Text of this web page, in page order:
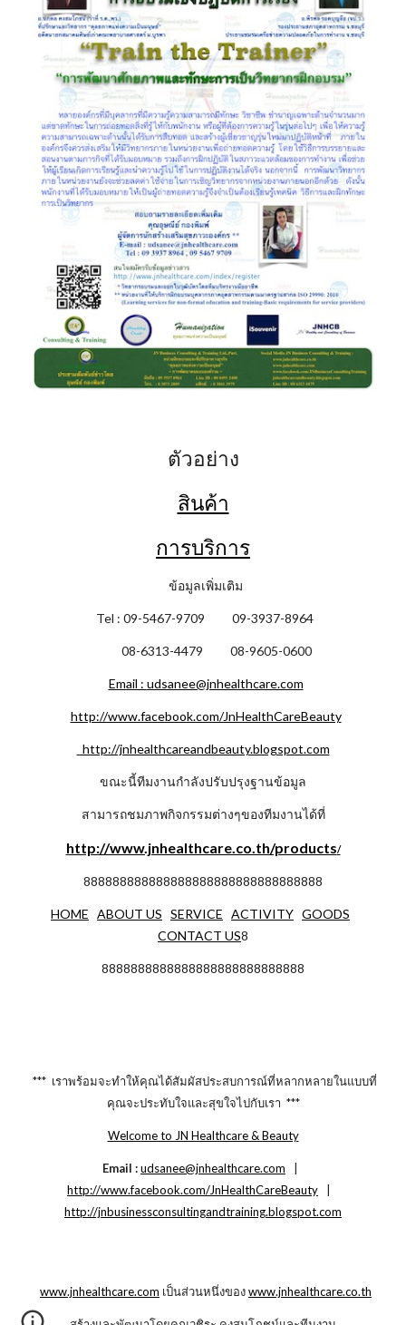
ตัวอย่าง
สินค้า
การบริการ
ข้อมูลเพิ่มเติม
Tel : 09-5467-9709 09-3937-8964
08-6313-4479 08-9605-0600
Email : udsanee@jnhealthcare.com
http://www.facebook.com/JnHealthCareBeauty
http://jnhealthcareandbeauty.blogspot.com
ขณะนี้ทีมงานกำลังปรับปรุงฐานข้อมูล
สามารถชมภาพกิจกรรมต่างๆของทีมงานได้ที่
http://www.jnhealthcare.co.th/products/
888888888888888888888888888888888
HOME ABOUT US SERVICE ACTIVITY GOODS
CONTACT US8
8888888888888888888888888888
*** เราพร้อมจะทำให้คุณได้สัมผัสประสบการณ์ที่หลากหลายในแบบที่
คุณจะประทับใจและสุขใจไปกับเรา ***
Welcome to JN Healthcare & Beauty
Email :udsanee@jnhealthcare.com
http://www.facebook.com/JnHealthCareBeauty
http://jnbusinessconsultingandtraining.blogspot.com
www.jnhealthcare.com เป็นส่วนหนึ่งของwww.jnhealthcare.co.th